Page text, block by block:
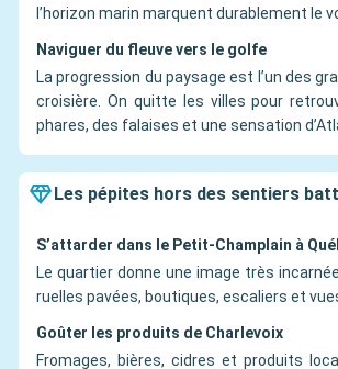
l’horizon marin marquent durablement le
Naviguer du fleuve vers le golfe
La progression du paysage est l’un des
croisière. On quitte les villes pour
phares, des falaises et une sensation
Les pépites hors des sentiers
S’attarder dans le Petit-Champlain à
Le quartier donne une image très
ruelles pavées, boutiques, escaliers et
Goûter les produits de Charlevoix
Fromages, bières, cidres et produits